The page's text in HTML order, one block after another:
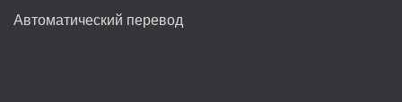
Автоматический перевод